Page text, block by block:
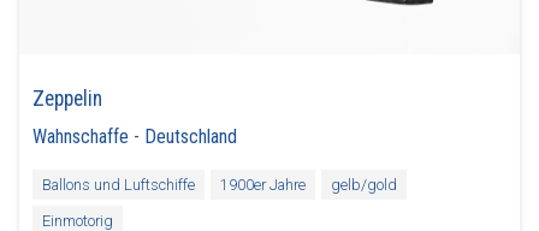
Zeppelin
Wahnschaffe - Deutschland
Ballons und Luftschiffe 1900er Jahre
gelb/gold
Einmotorig